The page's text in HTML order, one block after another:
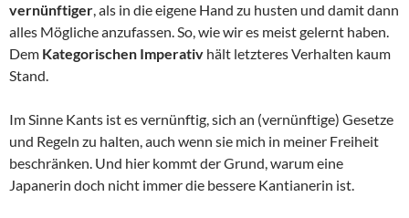
vernünftiger, als in die eigene Hand zu husten und damit dann
alles Mögliche anzufassen. So, wie wir es meist gelernt haben.
Dem Kategorischen Imperativ hält letzteres Verhalten kaum
Stand.
Im Sinne Kants ist es vernünftig, sich an (vernünftige) Gesetze
und Regeln zu halten, auch wenn sie mich in meiner Freiheit
beschränken. Und hier kommt der Grund, warum eine
Japanerin doch nicht immer die bessere Kantianerin ist.